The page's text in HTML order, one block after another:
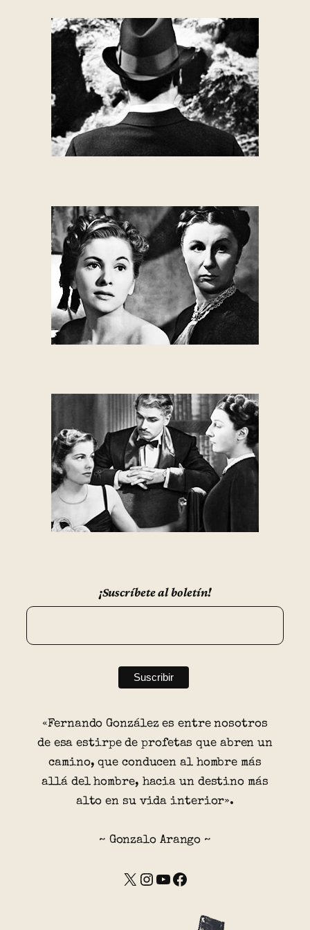
¡Suscríbete al boletín!
«Fernando González es entre nosotros
de esa estirpe de profetas que abren un
camino, que conducen al hombre más
allá del hombre, hacia un destino más
alto en su vida interior».
~ Gonzalo Arango ~
X Instagram YouTube Facebook